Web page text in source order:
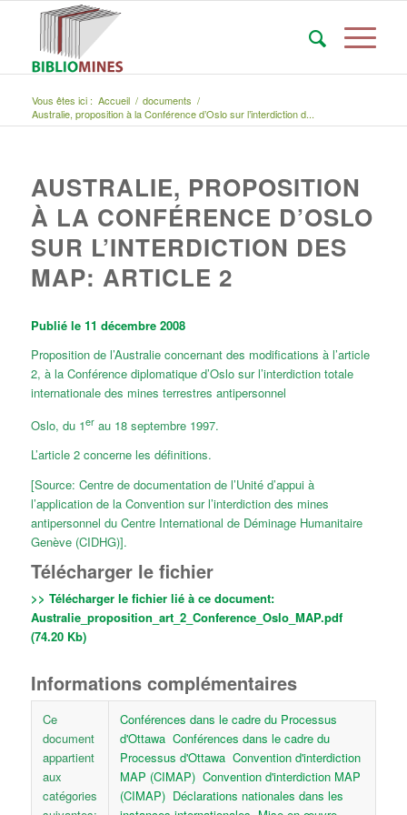
Vous êtes ici : Accueil / documents /
Australie, proposition à la Conférence d’Oslo sur l’interdiction d...
AUSTRALIE, PROPOSITION
À LA CONFÉRENCE D’OSLO
SUR L’INTERDICTION DES
MAP: ARTICLE 2
Publié le 11 décembre 2008
Proposition de l’Australie concernant des modifications à l’article
2, à la Conférence diplomatique d’Oslo sur l’interdiction totale
internationale des mines terrestres antipersonnel
Oslo, du 1erau 18 septembre 1997.
L’article 2 concerne les définitions.
[Source: Centre de documentation de l’Unité d’appui à
l’application de la Convention sur l’interdiction des mines
antipersonnel du Centre International de Déminage Humanitaire
Genève (CIDHG)].
Télécharger le fichier
>> Télécharger le fichier lié à ce document:
Australie_proposition_art_2_Conference_Oslo_MAP.pdf
(74.20 Kb)
Informations complémentaires
Ce
document
appartient
aux
catégories
Conférences dans le cadre du Processus
d'Ottawa Conférences dans le cadre du
Processus d'Ottawa Convention d'interdiction
MAP (CIMAP) Convention d'interdiction MAP
(CIMAP) Déclarations nationales dans les